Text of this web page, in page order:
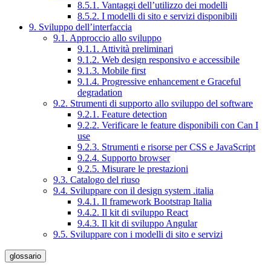
8.5.1. Vantaggi dell’utilizzo dei modelli
8.5.2. I modelli di sito e servizi disponibili
9. Sviluppo dell’interfaccia
9.1. Approccio allo sviluppo
9.1.1. Attività preliminari
9.1.2. Web design responsivo e accessibile
9.1.3. Mobile first
9.1.4. Progressive enhancement e Graceful
degradation
9.2. Strumenti di supporto allo sviluppo del software
9.2.1. Feature detection
9.2.2. Verificare le feature disponibili con Can I
use
9.2.3. Strumenti e risorse per CSS e JavaScript
9.2.4. Supporto browser
9.2.5. Misurare le prestazioni
9.3. Catalogo del riuso
9.4. Sviluppare con il design system .italia
9.4.1. Il framework Bootstrap Italia
9.4.2. Il kit di sviluppo React
9.4.3. Il kit di sviluppo Angular
9.5. Sviluppare con i modelli di sito e servizi
glossario